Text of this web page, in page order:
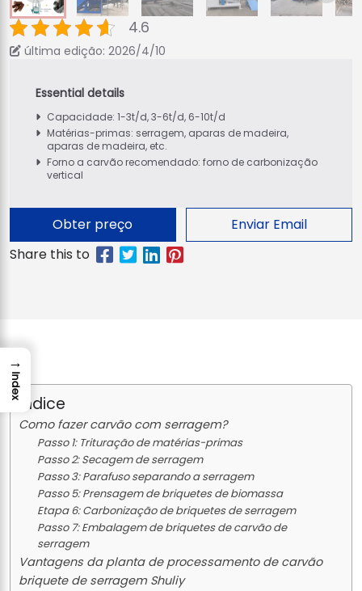
4.6
última edição: 2026/4/10
Capacidade: 1-3t/d, 3-6t/d, 6-10t/d
Matérias-primas: serragem, aparas de madeira,
aparas de madeira, etc.
Forno a carvão recomendado: forno de carbonização
vertical
Obter preço Enviar Email
Índice
Como fazer carvão com serragem?
Passo 1: Trituração de matérias-primas
Passo 2: Secagem de serragem
Passo 3: Parafuso separando a serragem
Passo 5: Prensagem de briquetes de biomassa
Etapa 6: Carbonização de briquetes de serragem
Passo 7: Embalagem de briquetes de carvão de
serragem
Vantagens da planta de processamento de carvão
briquete de serragem Shuliy
→
Index